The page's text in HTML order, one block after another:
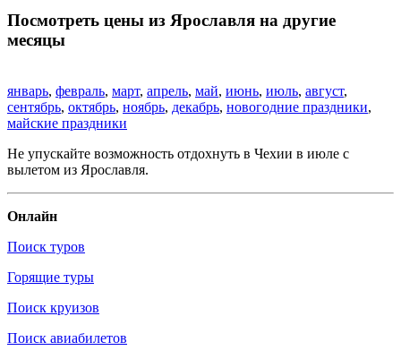
Посмотреть цены из Ярославля на другие
месяцы
январь, февраль, март, апрель, май, июнь, июль, август,
сентябрь, октябрь, ноябрь, декабрь, новогодние праздники,
майские праздники
Не упускайте возможность отдохнуть в Чехии в июле с
вылетом из Ярославля.
Онлайн
Поиск туров
Горящие туры
Поиск круизов
Поиск авиабилетов